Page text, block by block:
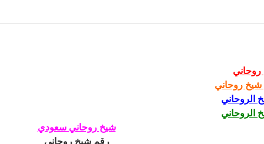
روحاني
الروحاني
الروحاني
شيخ روحاني سعودي
رقم شيخ روحاني